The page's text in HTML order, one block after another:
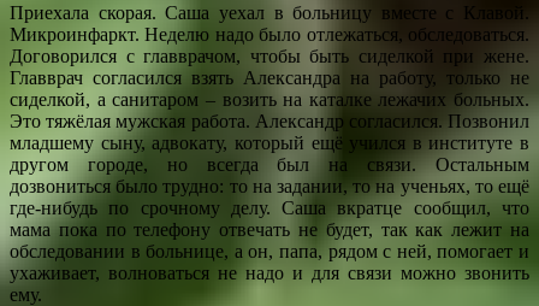
Приехала скорая. Саша уехал в больницу вместе с Клавой.
Микроинфаркт. Неделю надо было отлежаться, обследоваться.
Договорился с главврачом, чтобы быть сиделкой при жене.
Главврач согласился взять Александра на работу, только не
сиделкой, а санитаром – возить на каталке лежачих больных.
Это тяжёлая мужская работа. Александр согласился. Позвонил
младшему сыну, адвокату, который ещё учился в институте в
другом городе, но всегда был на связи. Остальным
дозвониться было трудно: то на задании, то на ученьях, то ещё
где-нибудь по срочному делу. Саша вкратце сообщил, что
мама пока по телефону отвечать не будет, так как лежит на
обследовании в больнице, а он, папа, рядом с ней, помогает и
ухаживает, волноваться не надо и для связи можно звонить
ему.